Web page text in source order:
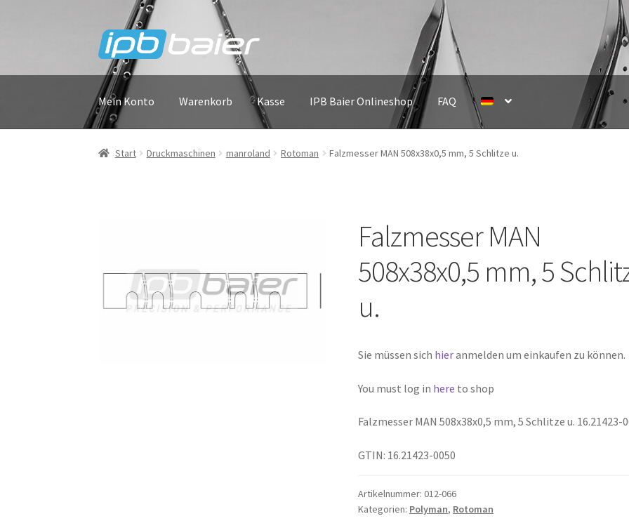
Zur
Navigation
springen
Zum
Inhalt
springen
Mein Konto Warenkorb Kasse IPB Baier Onlineshop FAQ
Start Druckmaschinen manroland Rotoman Falzmesser MAN 508x38x0,5 mm, 5 Schlitze u.
Falzmesser MAN
508x38x0,5 mm, 5
u.
Sie müssen sich hieranmelden um einkaufen zu können.
You must log in here to shop
Falzmesser MAN 508x38x0,5 mm, 5 Schlitze u. 16.21423-
GTIN: 16.21423-0050
Artikelnummer:012-066
Kategorien: Polyman, Rotoman